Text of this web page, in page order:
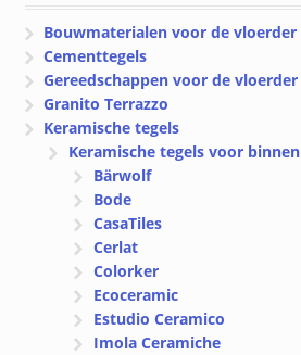
Bouwmaterialen voor de vloerder
Cementtegels
Gereedschappen voor de vloerder
Granito Terrazzo
Keramische tegels
Keramische tegels voor binnen
Bärwolf
Bode
CasaTiles
Cerlat
Colorker
Ecoceramic
Estudio Ceramico
Imola Ceramiche